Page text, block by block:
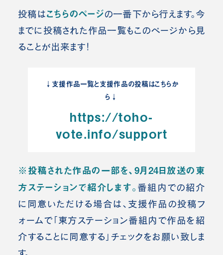
投稿はこちらのページの一番下から行えます。 今
までに投稿された作品一覧もこのページから見
ることが出来ます！
↓支援作品一覧と支援作品の投稿はこちらか
ら↓
https://toho-
vote.info/support
※投稿された作品の一部を、9月24日放送の東
方ステーションで紹介します。 番組内での紹介
に同意いただける場合は、支援作品の投稿フ
ォームで「東方ステーション番組内で作品を紹
介することに同意する」チェックをお願い致しま
す。